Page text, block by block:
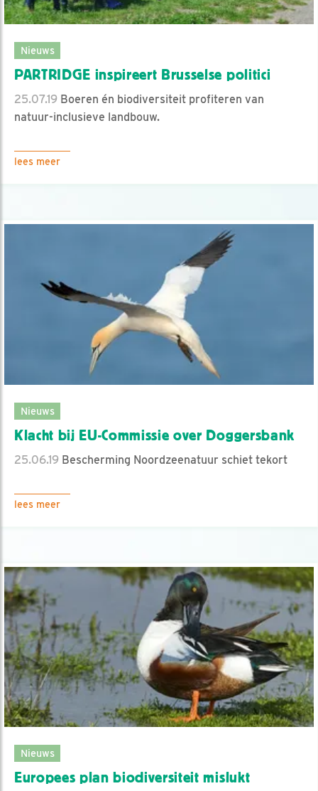
Nieuws
PARTRIDGE inspireert Brusselse politici
25.07.19 Boeren én biodiversiteit profiteren van
natuur-inclusieve landbouw.
lees meer
Nieuws
Klacht bij EU-Commissie over Doggersbank
25.06.19 Bescherming Noordzeenatuur schiet tekort
lees meer
Nieuws
Europees plan biodiversiteit mislukt